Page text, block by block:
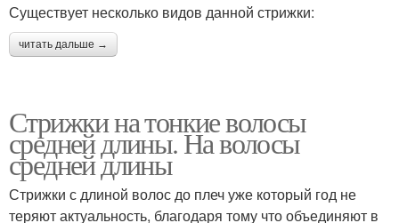
Существует несколько видов данной стрижки:
читать дальше →
Стрижки на тонкие волосы
средней длины. На волосы
средней длины
Стрижки с длиной волос до плеч уже который год не
теряют актуальность, благодаря тому что объединяют в